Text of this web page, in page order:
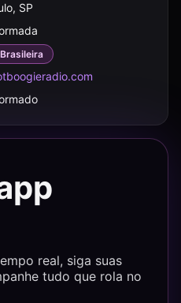
SP
real, siga suas
tudo que rola no